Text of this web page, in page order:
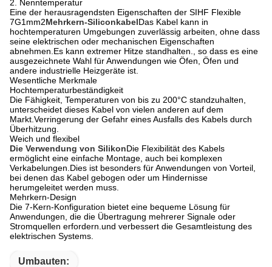
2. Nenntemperatur
Eine der herausragendsten Eigenschaften der SIHF Flexible
7G1mm2Mehrkern-SiliconkabelDas Kabel kann in
hochtemperaturen Umgebungen zuverlässig arbeiten, ohne dass
seine elektrischen oder mechanischen Eigenschaften
abnehmen.Es kann extremer Hitze standhalten., so dass es eine
ausgezeichnete Wahl für Anwendungen wie Öfen, Öfen und
andere industrielle Heizgeräte ist.
Wesentliche Merkmale
Hochtemperaturbeständigkeit
Die Fähigkeit, Temperaturen von bis zu 200°C standzuhalten,
unterscheidet dieses Kabel von vielen anderen auf dem
Markt.Verringerung der Gefahr eines Ausfalls des Kabels durch
Überhitzung.
Weich und flexibel
Die Verwendung von SilikonDie Flexibilität des Kabels
ermöglicht eine einfache Montage, auch bei komplexen
Verkabelungen.Dies ist besonders für Anwendungen von Vorteil,
bei denen das Kabel gebogen oder um Hindernisse
herumgeleitet werden muss.
Mehrkern-Design
Die 7-Kern-Konfiguration bietet eine bequeme Lösung für
Anwendungen, die die Übertragung mehrerer Signale oder
Stromquellen erfordern.und verbessert die Gesamtleistung des
elektrischen Systems.
Umbauten: